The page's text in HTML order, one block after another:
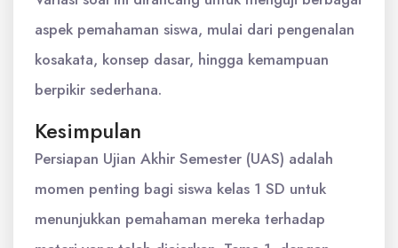
aspek pemahaman siswa, mulai dari pengenalan
kosakata, konsep dasar, hingga kemampuan
berpikir sederhana.
Kesimpulan
Persiapan Ujian Akhir Semester (UAS) adalah
momen penting bagi siswa kelas 1 SD untuk
menunjukkan pemahaman mereka terhadap